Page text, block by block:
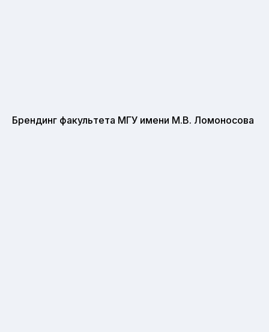
Брендинг факультета МГУ имени М.В. Ломоносова